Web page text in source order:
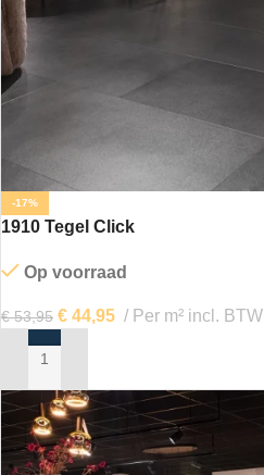
-17%
1910 Tegel Click
Op voorraad
€53,95 € 44,95 Per m² incl. BTW
IN MIJN WINKELWAGEN